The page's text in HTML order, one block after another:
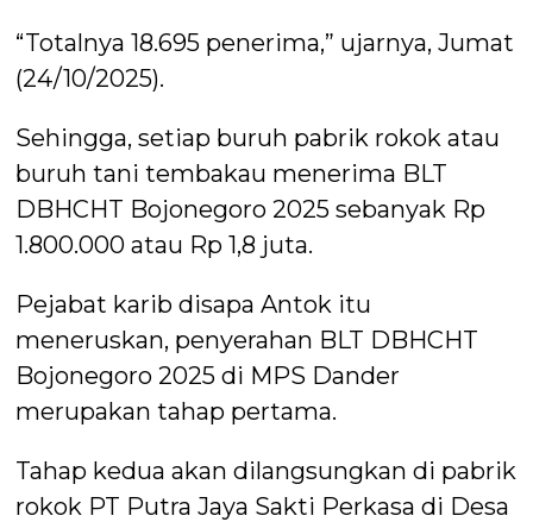
“Totalnya 18.695 penerima,” ujarnya, Jumat
(24/10/2025).
Sehingga, setiap buruh pabrik rokok atau
buruh tani tembakau menerima BLT
DBHCHT Bojonegoro 2025 sebanyak Rp
1.800.000 atau Rp 1,8 juta.
Pejabat karib disapa Antok itu
meneruskan, penyerahan BLT DBHCHT
Bojonegoro 2025 di MPS Dander
merupakan tahap pertama.
Tahap kedua akan dilangsungkan di pabrik
rokok PT Putra Jaya Sakti Perkasa di Desa